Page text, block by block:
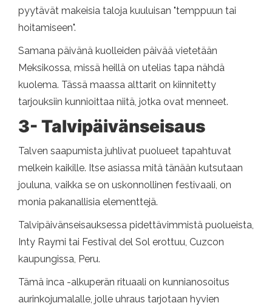
pyytävät makeisia taloja kuuluisan "temppuun tai
hoitamiseen".
Samana päivänä kuolleiden päivää vietetään
Meksikossa, missä heillä on utelias tapa nähdä
kuolema. Tässä maassa alttarit on kiinnitetty
tarjouksiin kunnioittaa niitä, jotka ovat menneet.
3- Talvipäivänseisaus
Talven saapumista juhlivat puolueet tapahtuvat
melkein kaikille. Itse asiassa mitä tänään kutsutaan
jouluna, vaikka se on uskonnollinen festivaali, on
monia pakanallisia elementtejä.
Talvipäivänseisauksessa pidettävimmistä puolueista,
Inty Raymi tai Festival del Sol erottuu, Cuzcon
kaupungissa, Peru.
Tämä inca -alkuperän rituaali on kunnianosoitus
aurinkojumalalle, jolle uhraus tarjotaan hyvien